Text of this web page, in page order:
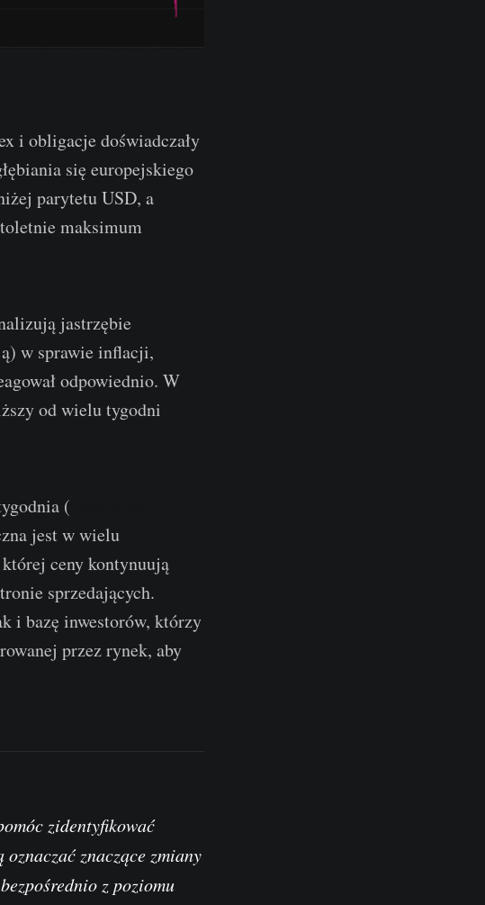
i obligacje doświadczały
się europejskiego
parytetu USD, a
maksimum
jastrzębie
w sprawie inflacji,
odpowiednio. W
od wielu tygodni
(
jest w wielu
ceny kontynuują
sprzedających.
i bazę inwestorów, którzy
przez rynek, aby
zidentyfikować
znaczące zmiany
z poziomu